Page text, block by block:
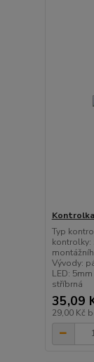
Typ
kontrolky:
Vývody:
LED:
stříbrná
35,09
29,00 Kč